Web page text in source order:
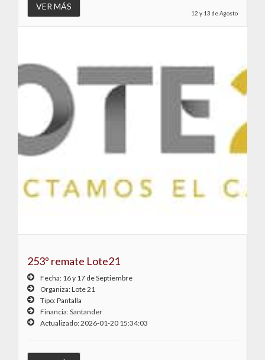
12 y 13 de Agosto
253º remate Lote21
Fecha: 16 y 17 de Septiembre
Lote 21
Pantalla
Santander
2026-01-20 15:34:03